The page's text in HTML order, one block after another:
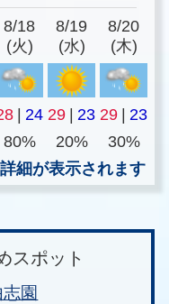
8/18
(火)
8/19
(水)
8/20
(木)
| 24 29 | 23 29 | 23
80% 20%
30%
細が表示されます
スポット
志園